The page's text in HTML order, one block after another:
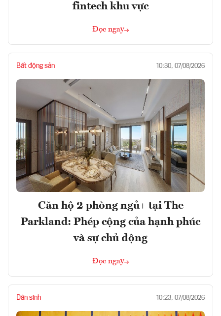
fintech khu vực
Đọc ngay
Bất động sản 10:30, 07/08/2026
Căn hộ 2 phòng ngủ+ tại The
Parkland: Phép cộng của hạnh phúc
và sự chủ động
Đọc ngay
Dân sinh 10:23, 07/08/2026